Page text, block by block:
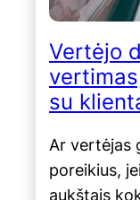
Vertėjo
su
Ar vertėjas
poreikius,
aukštais